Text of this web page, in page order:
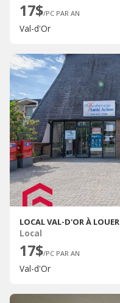
17$/PC PAR AN
Val-d'Or
LOCAL VAL-D'OR À LOUER
Local
17$/PC PAR AN
Val-d'Or